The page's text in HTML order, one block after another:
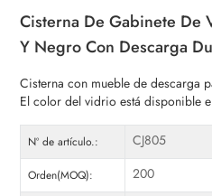
Cisterna De Gabinete De
Y Negro Con Descarga
Cisterna con mueble de descarga
El color del vidrio está disponible
Nº de artículo.: CJ805
Orden(MOQ): 200